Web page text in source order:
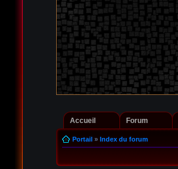
Accueil Forum
Portail» Index du forum